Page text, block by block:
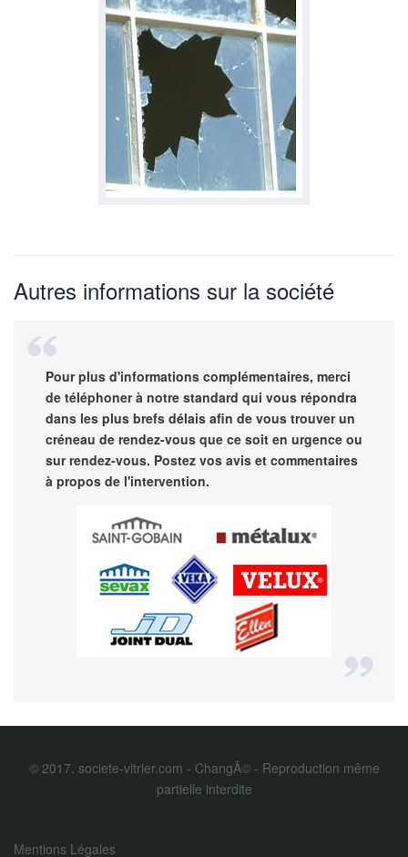
Autres informations sur la société
Pour plus d'informations complémentaires, merci
de téléphoner à notre standard qui vous répondra
dans les plus brefs délais afin de vous trouver un
créneau de rendez-vous que ce soit en urgence ou
sur rendez-vous. Postez vos avis et commentaires
à propos de l'intervention.
© 2017. societe-vitrier.com - ChangÃ© - Reproduction même
partielle interdite
Mentions Légales